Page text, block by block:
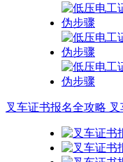
叉车证书报名全攻略